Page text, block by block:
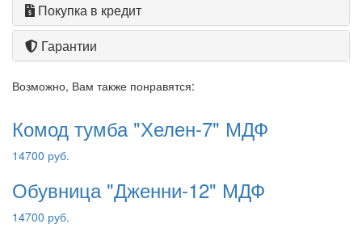
Покупка в кредит
Гарантии
Возможно, Вам также понравятся:
Комод тумба "Хелен-7" МДФ
14700 руб.
Обувница "Дженни-12" МДФ
14700 руб.